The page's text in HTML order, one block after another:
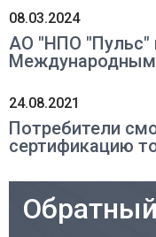
08.03.2024
АО "НПО "Пульс"
24.08.2021
Потребители
сертификацию